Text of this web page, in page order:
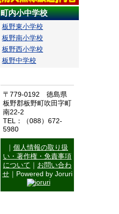
町内小中学校
板野東小学校
板野南小学校
板野西小学校
板野中学校
〒779-0192 徳島県
板野郡板野町吹田字町
南22-2
TEL：（088）672-
5980
個人情報の取り扱
い・著作権・免責事項
について
お問い合わ
せ｜Powered by Joruri